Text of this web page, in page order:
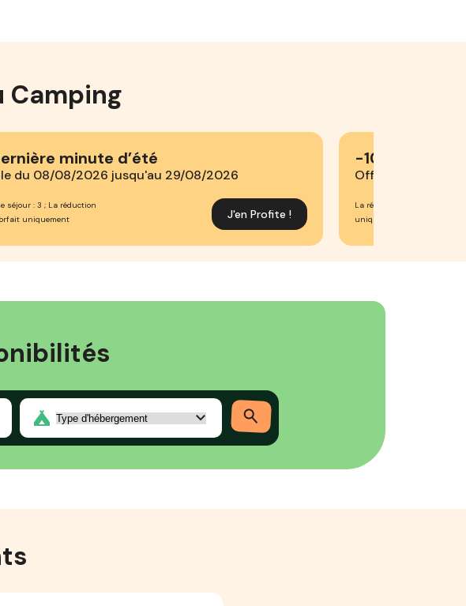
Camping
minute d’été
du 08/08/2026 jusqu'au 29/08/2026
séjour : 3 ; La réduction
uniquement
J'en Profite !
-10% : Early
Offre valable du
La réduction s'applique sur :
uniquement